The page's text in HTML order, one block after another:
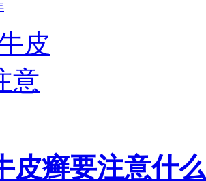
皮癣要注意什么